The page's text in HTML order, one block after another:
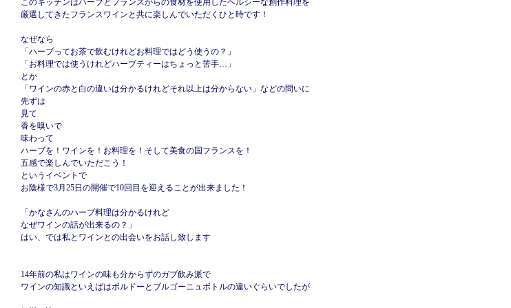
このキッチンはハーブとフランスからの食材を使用したヘルシーな創作料理を
厳選してきたフランスワインと共に楽しんでいただくひと時です！
なぜなら
「ハーブってお茶で飲むけれどお料理ではどう使うの？」
「お料理では使うけれどハーブティーはちょっと苦手…」
とか
「ワインの赤と白の違いは分かるけれどそれ以上は分からない」などの問いに
先ずは
見て
香を嗅いで
味わって
ハーブを！ワインを！お料理を！そして美食の国フランスを！
五感で楽しんでいただこう！
というイベントで
お陰様で3月25日の開催で10回目を迎えることが出来ました！
「かなさんのハーブ料理は分かるけれど
なぜワインの話が出来るの？」
はい、では私とワインとの出会いをお話し致します
14年前の私はワインの味も分からずのガブ飲み派で
ワインの知識といえばはボルドーとブルゴーニュボトルの違いぐらいでしたが